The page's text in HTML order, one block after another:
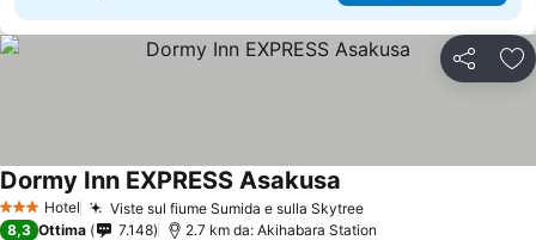
Condividi
3 StelleHotel Viste sul fiume Sumida e sulla Skytree
Dormy Inn EXPRESS Asakusa
8,3 Ottima 7.148 2.7 km da: Akihabara Station